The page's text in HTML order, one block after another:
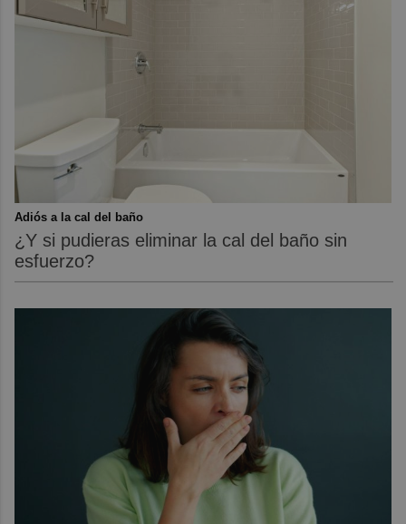
Adiós a la cal del baño
¿Y si pudieras eliminar la cal del baño sin
esfuerzo?